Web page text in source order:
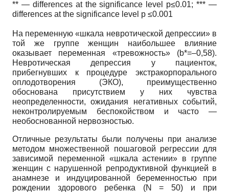
** — differences at the significance level p≤0.01; *** —
differences at the significance level p ≤0.001
На переменную «шкала невротической депрессии» в
той же группе женщин наибольшее влияние
оказывает переменная «тревожность» (b*=–0,58).
Невротическая депрессия у пациенток,
прибегнувших к процедуре экстракорпорального
оплодотворения (ЭКО), преимущественно
обоснована присутствием у них чувства
неопределенности, ожидания негативных событий,
неконтролируемым беспокойством и часто —
необоснованной нервозностью.
Отличные результаты были получены при анализе
методом множественной пошаговой регрессии для
зависимой переменной «шкала астении» в группе
женщин с нарушенной репродуктивной функцией в
анамнезе и индуцированной беременностью при
рождении здорового ребенка (N = 50) и при